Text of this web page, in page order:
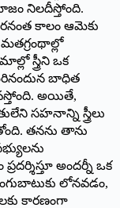
నిలదీస్తోంది.
కాలం ఆమెకు
స్త్రీని ఒక
బాధిత
అయితే,
సహనాన్ని స్త్రీలు
తనను తాను
అందర్నీ ఒక
లోనవడం,
కారణంగా